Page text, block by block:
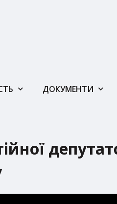
ДОКУМЕНТИ